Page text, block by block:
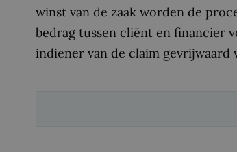
winst van de zaak worden de
bedrag tussen cliënt en financier
indiener van de claim gevrijwaard